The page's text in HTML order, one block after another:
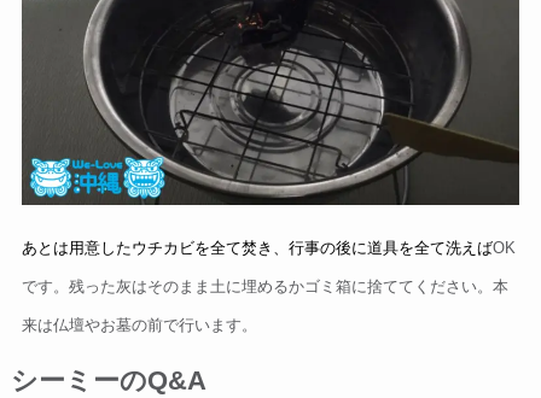
あとは用意したウチカビを全て焚き、行事の後に道具を全て洗えばOK
です。残った灰はそのまま土に埋めるかゴミ箱に捨ててください。本
来は仏壇やお墓の前で行います。
シーミーのQ&A